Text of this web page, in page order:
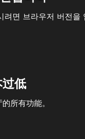
면 브라우저 버전을
低
所有功能。